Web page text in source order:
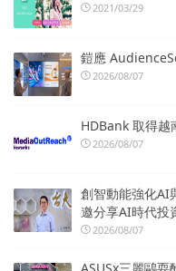
2021/03/29
鎧應
2026/08/07
HDBank 取得越
2026/08/07
創智動能強化AI
邀分享AI時代投
2026/08/07